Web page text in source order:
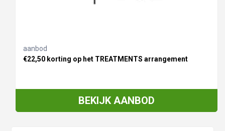
aanbod
€22,50 korting op het TREATMENTS arrangement
BEKIJK AANBOD